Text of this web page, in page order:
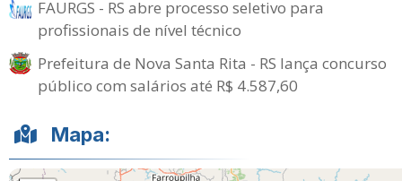
FAURGS - RS abre processo seletivo para
profissionais de nível técnico
Prefeitura de Nova Santa Rita - RS lança concurso
público com salários até R$ 4.587,60
Mapa: